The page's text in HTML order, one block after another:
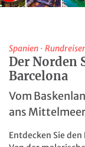
Spanien ·
Der Norden
Barcelona
Vom
ans Mittelmeer
Entdecken Sie